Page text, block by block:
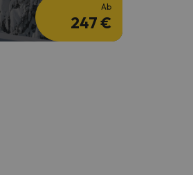
Ab
247 €